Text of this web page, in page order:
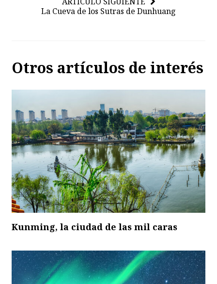
La Cueva de los Sutras de Dunhuang
Otros artículos de interés
Kunming, la ciudad de las mil caras